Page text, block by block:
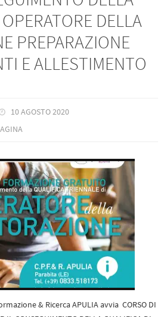
DELLA
PREPARAZIONE
E ALLESTIMENTO
10 AGOSTO 2020
& Ricerca APULIA avvia CORSO DI